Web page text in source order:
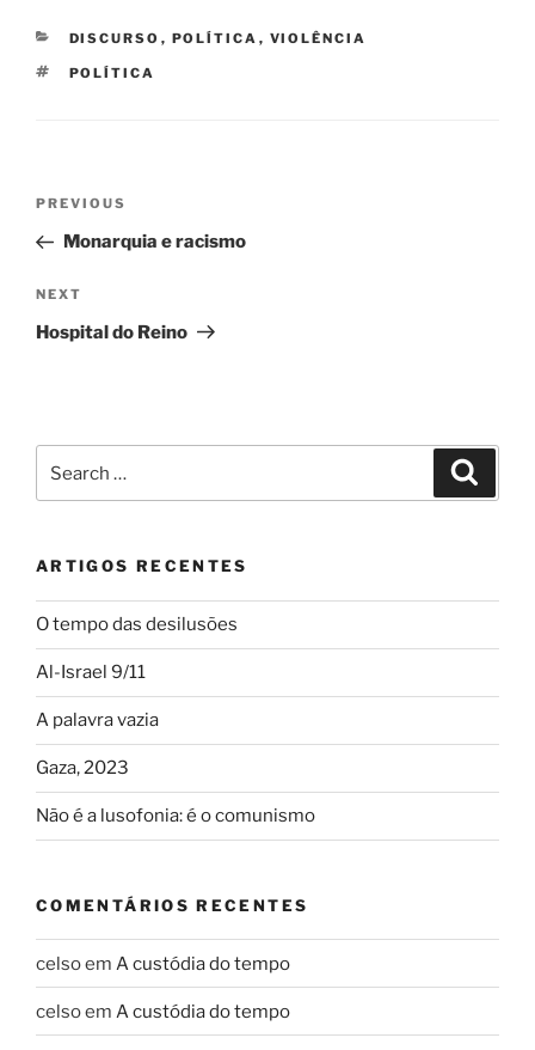
CATEGORIES
DISCURSO , POLÍTICA , VIOLÊNCIA
TAGS
POLÍTICA
Navegação
artigos
Previous
Post
PREVIOUS
Monarquia e racismo
Next
Post
NEXT
Hospital do Reino
for:
ARTIGOS RECENTES
O tempo das desilusões
Al-Israel 9/11
A palavra vazia
Gaza, 2023
Não é a lusofonia: é o comunismo
COMENTÁRIOS RECENTES
celsoem A custódia do tempo
celsoem A custódia do tempo